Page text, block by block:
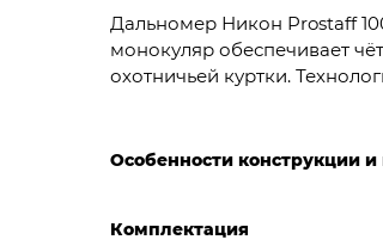
Дальномер Никон Prostaff
монокуляр обеспечивает
охотничьей куртки.
Особенности конструкции
Комплектация